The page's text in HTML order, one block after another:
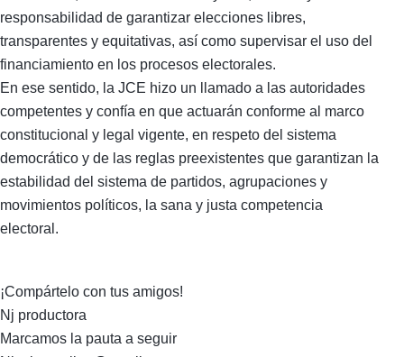
responsabilidad de garantizar elecciones libres,
transparentes y equitativas, así como supervisar el uso del
financiamiento en los procesos electorales.
En ese sentido, la JCE hizo un llamado a las autoridades
competentes y confía en que actuarán conforme al marco
constitucional y legal vigente, en respeto del sistema
democrático y de las reglas preexistentes que garantizan la
estabilidad del sistema de partidos, agrupaciones y
movimientos políticos, la sana y justa competencia
electoral.
¡Compártelo con tus amigos!
Nj productora
Marcamos la pauta a seguir